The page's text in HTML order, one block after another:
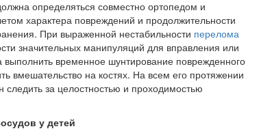
определяться совместно ортопедом и
характера повреждений и продолжи­тельности
При выраженной нестаби­льности перелома
значительных манипу­ляций для вправления или
выполнить време­нное шунтирование поврежденного
вмеша­тельство на костях. На всем его протяжении
следить за целостностью и проходимостью
у детей